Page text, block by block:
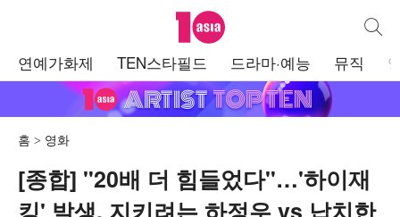
텐아시아 통합
연예가화제 TEN스타필드 드라마·예능 뮤직
홈 영화
[종합] "20배 더 힘들었다"…'하이재